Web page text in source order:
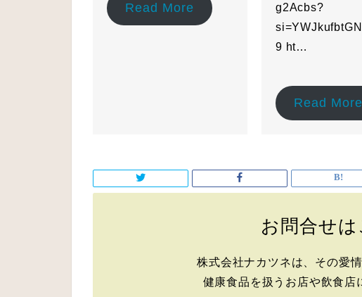
Read More
g2Acbs?
9 ht…
Read More
お問合せは
株式会社ナカツネは、その愛
健康食品を扱うお店や飲食店